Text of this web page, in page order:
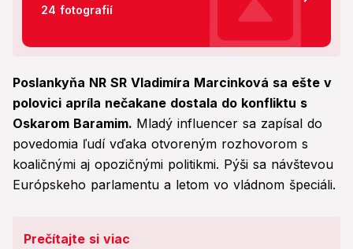
24 fotografií
Poslankyňa NR SR Vladimíra Marcinková sa ešte v
polovici apríla nečakane dostala do konfliktu s
Oskarom Baramim. Mladý influencer sa zapísal do
povedomia ľudí vďaka otvoreným rozhovorom s
koaličnými aj opozičnými politikmi. Pýši sa návštevou
Európskeho parlamentu a letom vo vládnom špeciáli.
Prečítajte si viac